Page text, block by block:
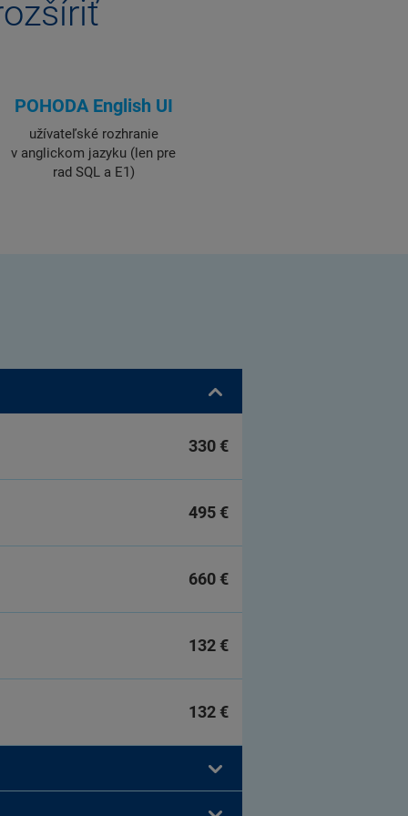
POHODA English UI
užívateľské rozhranie
v anglickom jazyku (len pre
rad SQL a E1)
330 €
495 €
660 €
132 €
132 €